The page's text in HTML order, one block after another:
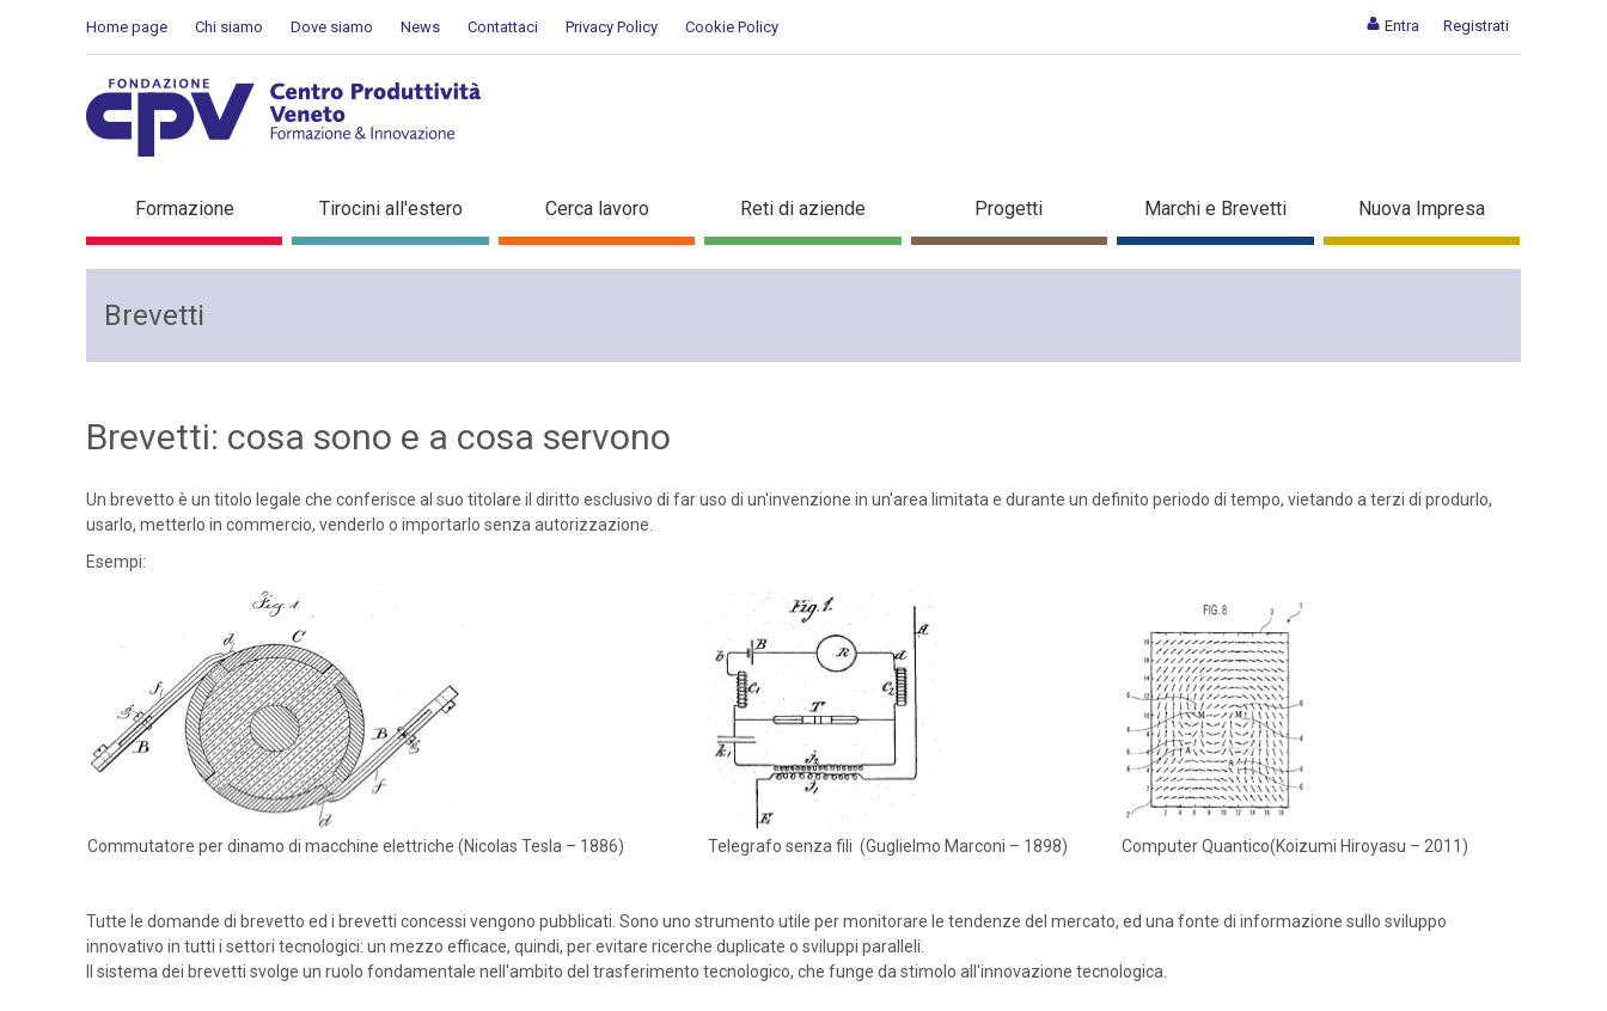
Entra Registrati
Home page Chi siamo Dove siamo News Contattaci Privacy Policy Cookie Policy
Brevetti: cosa sono e a cosa servono
Formazione Tirocini all'estero Cerca lavoro Reti di aziende Progetti Marchi e Brevetti Nuova Impresa
Brevetti
Brevetti: cosa sono e a cosa servono
Un brevetto è un titolo legale che conferisce al suo titolare il diritto esclusivo di far uso di un'invenzione in un'area limitata e durante un definito periodo di tempo, vietando a terzi di produrlo,
usarlo, metterlo in commercio, venderlo o importarlo senza autorizzazione.
Esempi:
Commutatore per dinamo di macchine elettriche (Nicolas Tesla – 1886) Telegrafo senza fili (Guglielmo Marconi – 1898) Computer Quantico(Koizumi Hiroyasu – 2011)
Tutte le domande di brevetto ed i brevetti concessi vengono pubblicati. Sono uno strumento utile per monitorare le tendenze del mercato, ed una fonte di informazione sullo sviluppo
innovativo in tutti i settori tecnologici: un mezzo efficace, quindi, per evitare ricerche duplicate o sviluppi paralleli.
Il sistema dei brevetti svolge un ruolo fondamentale nell'ambito del trasferimento tecnologico, che funge da stimolo all'innovazione tecnologica.